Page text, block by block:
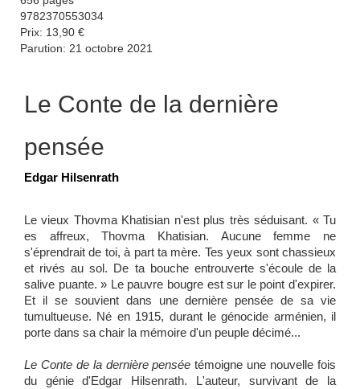
9782370553034
Prix: 13,90 €
Parution: 21 octobre 2021
Le Conte de la dernière
pensée
Edgar Hilsenrath
Le vieux Thovma Khatisian n'est plus très séduisant. « Tu
es affreux, Thovma Khatisian. Aucune femme ne
s'éprendrait de toi, à part ta mère. Tes yeux sont chassieux
et rivés au sol. De ta bouche entrouverte s'écoule de la
salive puante. » Le pauvre bougre est sur le point d'expirer.
Et il se souvient dans une dernière pensée de sa vie
tumultueuse. Né en 1915, durant le génocide arménien, il
porte dans sa chair la mémoire d'un peuple décimé...
Le Conte de la dernière pensée témoigne une nouvelle fois
du génie d'Edgar Hilsenrath. L'auteur, survivant de la